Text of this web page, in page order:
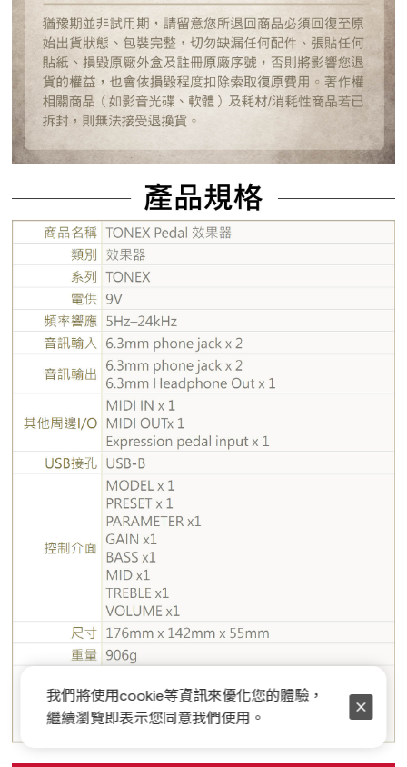
我們將使用cookie等資訊來優化您的體驗，
繼續瀏覽即表示您同意我們使用。